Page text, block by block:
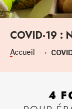
COVID-19 :
Accueil
4